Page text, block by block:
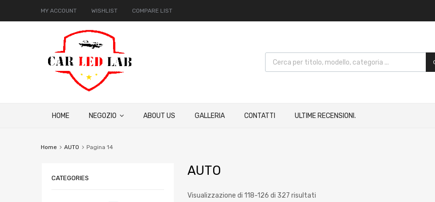
MY ACCOUNT WISHLIST COMPARE LIST
HOME NEGOZIO ABOUT US GALLERIA CONTATTI ULTIME RECENSIONI.
Home AUTO Pagina 14
AUTO
Visualizzazione di 118-126 di 327 risultati
CATEGORIES